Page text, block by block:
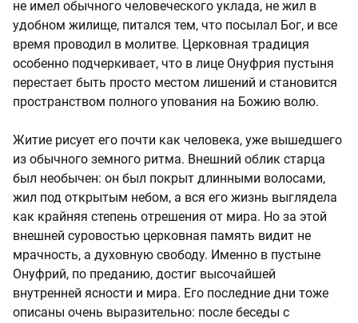
не имел обычного человеческого уклада, не жил в
удобном жилище, питался тем, что посылал Бог, и все
время проводил в молитве. Церковная традиция
особенно подчеркивает, что в лице Онуфрия пустыня
перестает быть просто местом лишений и становится
пространством полного упования на Божию волю.
Житие рисует его почти как человека, уже вышедшего
из обычного земного ритма. Внешний облик старца
был необычен: он был покрыт длинными волосами,
жил под открытым небом, а вся его жизнь выглядела
как крайняя степень отрешения от мира. Но за этой
внешней суровостью церковная память видит не
мрачность, а духовную свободу. Именно в пустыне
Онуфрий, по преданию, достиг высочайшей
внутренней ясности и мира. Его последние дни тоже
описаны очень выразительно: после беседы с